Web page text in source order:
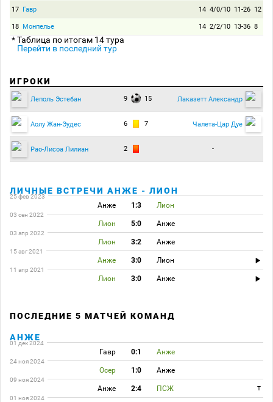
17 Гавр 14 4/0/10 11-26 12
18 Монпелье 14 2/2/10 13-36 8
* Таблица по итогам 14 тура
Перейти в последний тур
ИГРОКИ
Леполь Эстебан 9 15 Лаказетт Александр
Аолу Жан-Эудес 6 7 Чалета-Цар Дуе
Рао-Лисоа Лилиан 2 -
ЛИЧНЫЕ ВСТРЕЧИ АНЖЕ - ЛИОН
25 фев 2023
Анже 1:3 Лион
03 сен 2022
Лион 5:0 Анже
03 апр 2022
Лион 3:2 Анже
15 авг 2021
Анже 3:0 Лион
11 апр 2021
Лион 3:0 Анже
ПОСЛЕДНИЕ 5 МАТЧЕЙ КОМАНД
АНЖЕ
01 дек 2024
Гавр 0:1 Анже
24 ноя 2024
Осер 1:0 Анже
09 ноя 2024
Анже 2:4 ПСЖ
T
01 ноя 2024